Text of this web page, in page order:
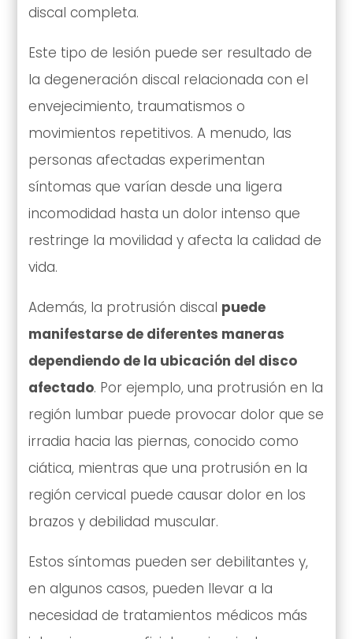
discal completa.
Este tipo de lesión puede ser resultado de
la degeneración discal relacionada con el
envejecimiento, traumatismos o
movimientos repetitivos. A menudo, las
personas afectadas experimentan
síntomas que varían desde una ligera
incomodidad hasta un dolor intenso que
restringe la movilidad y afecta la calidad de
vida.
Además, la protrusión discal puede
manifestarse de diferentes maneras
dependiendo de la ubicación del disco
afectado. Por ejemplo, una protrusión en la
región lumbar puede provocar dolor que se
irradia hacia las piernas, conocido como
ciática, mientras que una protrusión en la
región cervical puede causar dolor en los
brazos y debilidad muscular.
Estos síntomas pueden ser debilitantes y,
en algunos casos, pueden llevar a la
necesidad de tratamientos médicos más